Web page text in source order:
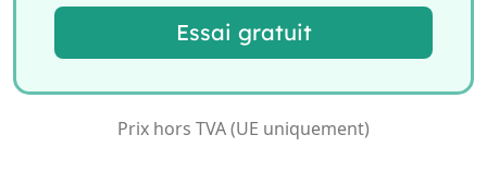
Essai gratuit
Prix hors TVA (UE uniquement)